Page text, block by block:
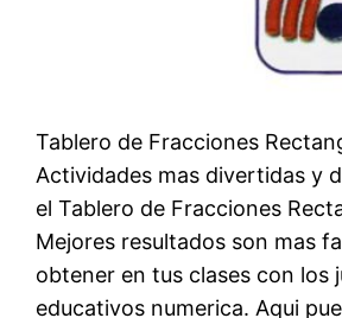
Tablero de Fracciones
Actividades mas divertidas y
el Tablero de Fracciones
Mejores resultados son mas
obtener en tus clases con los
educativos numerica. Aqui